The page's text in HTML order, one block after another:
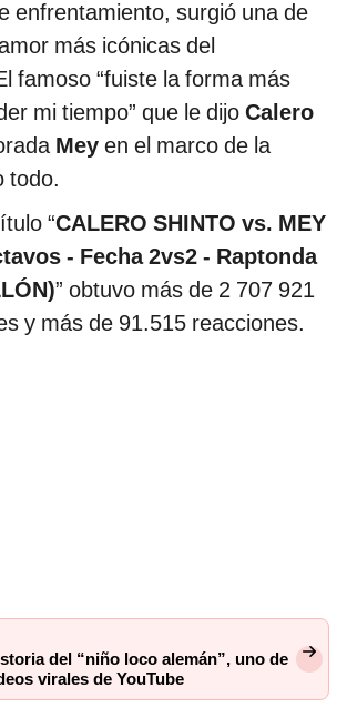
enfrentamiento, surgió una de
más icónicas del
famoso “fuiste la forma más
mi tiempo” que le dijo Calero
Mey en el marco de la
todo.
“CALERO SHINTO vs. MEY
- Fecha 2vs2 - Raptonda
” obtuvo más de 2 707 921
y más de 91.515 reacciones.
del “niño loco alemán”, uno de
virales de YouTube